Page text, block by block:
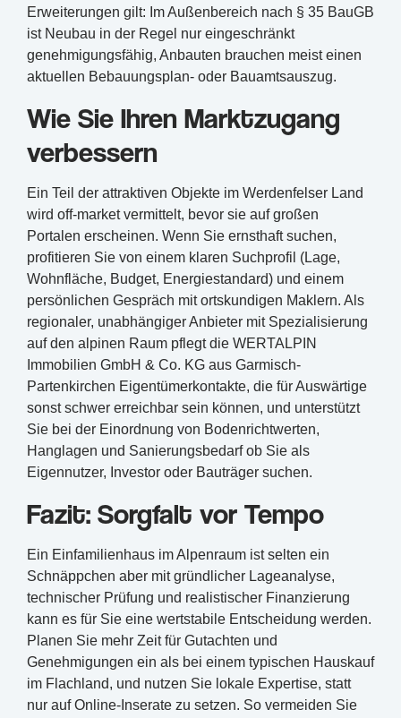
Erweiterungen gilt: Im Außenbereich nach § 35 BauGB
ist Neubau in der Regel nur eingeschränkt
genehmigungsfähig, Anbauten brauchen meist einen
aktuellen Bebauungsplan- oder Bauamtsauszug.
Wie Sie Ihren Marktzugang
verbessern
Ein Teil der attraktiven Objekte im Werdenfelser Land
wird off-market vermittelt, bevor sie auf großen
Portalen erscheinen. Wenn Sie ernsthaft suchen,
profitieren Sie von einem klaren Suchprofil (Lage,
Wohnfläche, Budget, Energiestandard) und einem
persönlichen Gespräch mit ortskundigen Maklern. Als
regionaler, unabhängiger Anbieter mit Spezialisierung
auf den alpinen Raum pflegt die WERTALPIN
Immobilien GmbH & Co. KG aus Garmisch-
Partenkirchen Eigentümerkontakte, die für Auswärtige
sonst schwer erreichbar sein können, und unterstützt
Sie bei der Einordnung von Bodenrichtwerten,
Hanglagen und Sanierungsbedarf ob Sie als
Eigennutzer, Investor oder Bauträger suchen.
Fazit: Sorgfalt vor Tempo
Ein Einfamilienhaus im Alpenraum ist selten ein
Schnäppchen aber mit gründlicher Lageanalyse,
technischer Prüfung und realistischer Finanzierung
kann es für Sie eine wertstabile Entscheidung werden.
Planen Sie mehr Zeit für Gutachten und
Genehmigungen ein als bei einem typischen Hauskauf
im Flachland, und nutzen Sie lokale Expertise, statt
nur auf Online-Inserate zu setzen. So vermeiden Sie